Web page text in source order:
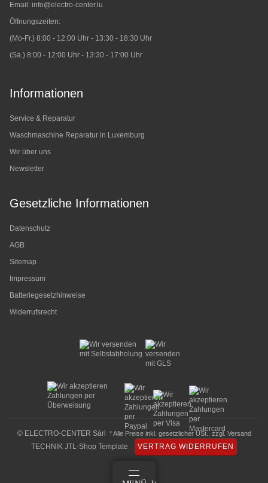
Email: info@electro-center.lu
Öffnungszeiten:
(Mo-Fr.) 8:00 - 12:00 Uhr - 13:30 - 18:30 Uhr
(Sa.) 8:00 - 12:00 Uhr - 13:30 - 17:00 Uhr
Informationen
Service & Reparatur
Waschmaschine Reparatur in Luxemburg
Wir über uns
Newsletter
Gesetzliche Informationen
Datenschutz
AGB
Sitemap
Impressum
Batteriegesetzhinweise
Widerrufsrecht
© ELECTRO-CENTER Sàrl * Alle Preise inkl. gesetzlicher USt., zzgl. Versand
TECHNIK JTL-Shop Template VERTRAG WIDERRUFEN